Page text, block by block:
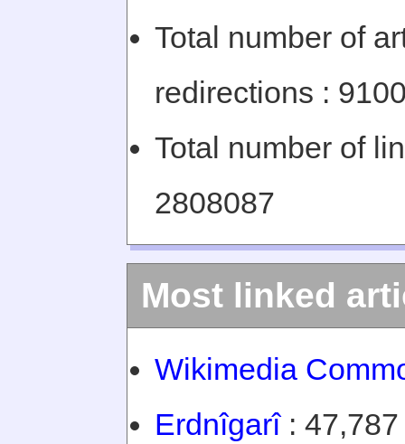
Total number of
redirections :
Total number of
2808087
Most linked
Wikimedia
Erdnîgarî: 47,787